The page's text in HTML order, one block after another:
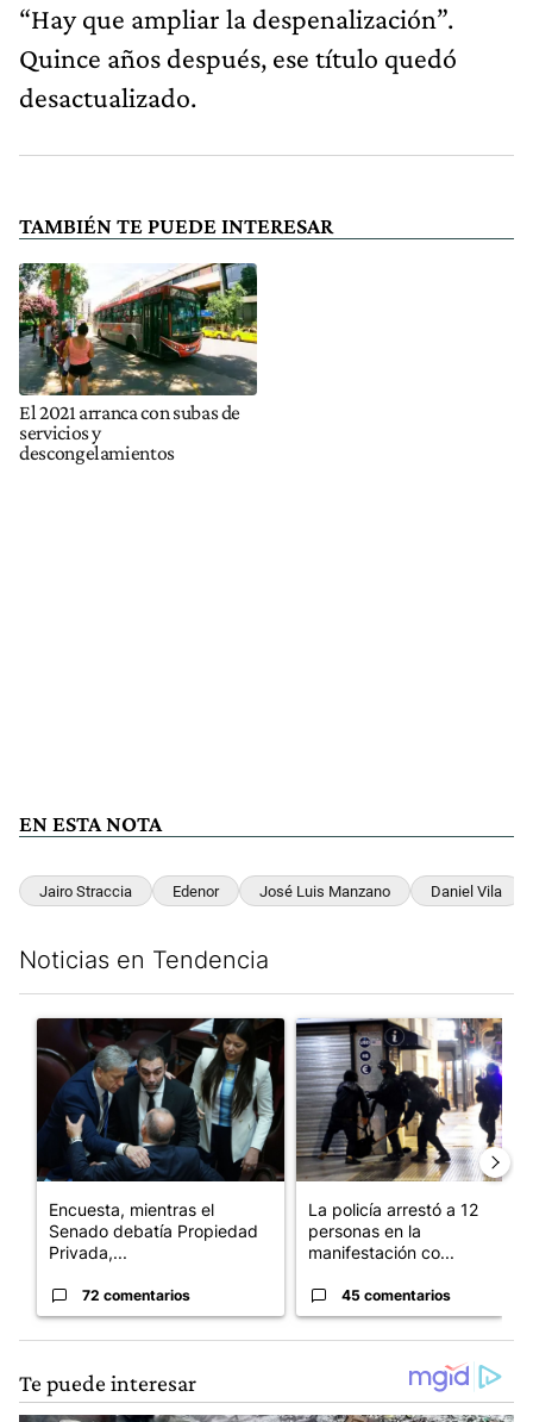
“Hay que ampliar la despenalización”.
Quince años después, ese título quedó
desactualizado.
TAMBIÉN TE PUEDE INTERESAR
El 2021 arranca con subas de
servicios y
descongelamientos
EN ESTA NOTA
Jairo Straccia Edenor José Luis Manzano Daniel Vila
Noticias en Tendencia
Un artículo de tendencia con el título "Encuesta, mientras el
Encuesta, mientras el
Senado debatía Propiedad
Privada,...
72 comentarios
Un artículo de tendencia con
La policía arrestó a 12
personas en la
manifestación co...
45 comentarios